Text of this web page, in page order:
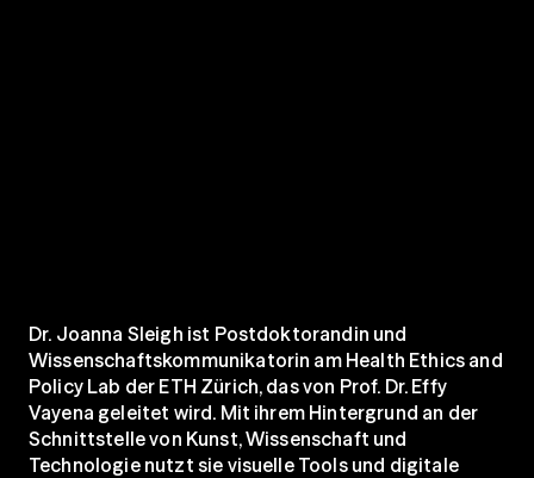
Dr. Joanna Sleigh ist Postdoktorandin und
Wissenschaftskommunikatorin am Health Ethics and
Policy Lab der ETH Zürich, das von Prof. Dr. Effy
Vayena geleitet wird. Mit ihrem Hintergrund an der
Schnittstelle von Kunst, Wissenschaft und
Technologie nutzt sie visuelle Tools und digitale